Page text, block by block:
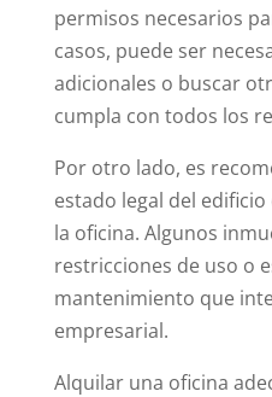
permisos necesarios
casos, puede ser
adicionales o buscar
cumpla con todos los
Por otro lado, es
estado legal del
la oficina. Algunos
restricciones de uso o
mantenimiento que
empresarial.
Alquilar una oficina